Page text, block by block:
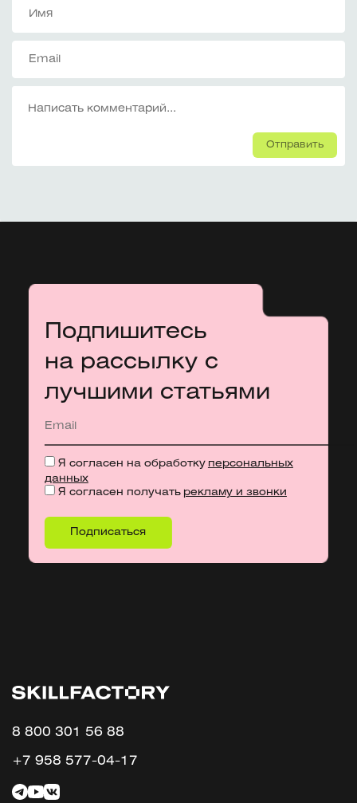
Отправить
Подпишитесь
на рассылку с
лучшими статьями
Я согласен на обработку персональных
данных
Я согласен получать рекламу и звонки
8 800 301 56 88
+7 958 577-04-17